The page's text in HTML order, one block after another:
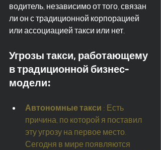
водитель, независимо от того, связан
ли он с традиционной корпорацией
или ассоциацией такси или нет.
Угрозы такси, работающему
в традиционной бизнес-
модели:
Автономные такси : Есть
причина, по которой я поставил
эту угрозу на первое место.
Сегодня в мире появляются